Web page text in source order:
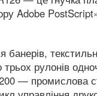
Adobe
рулонів
— промислова